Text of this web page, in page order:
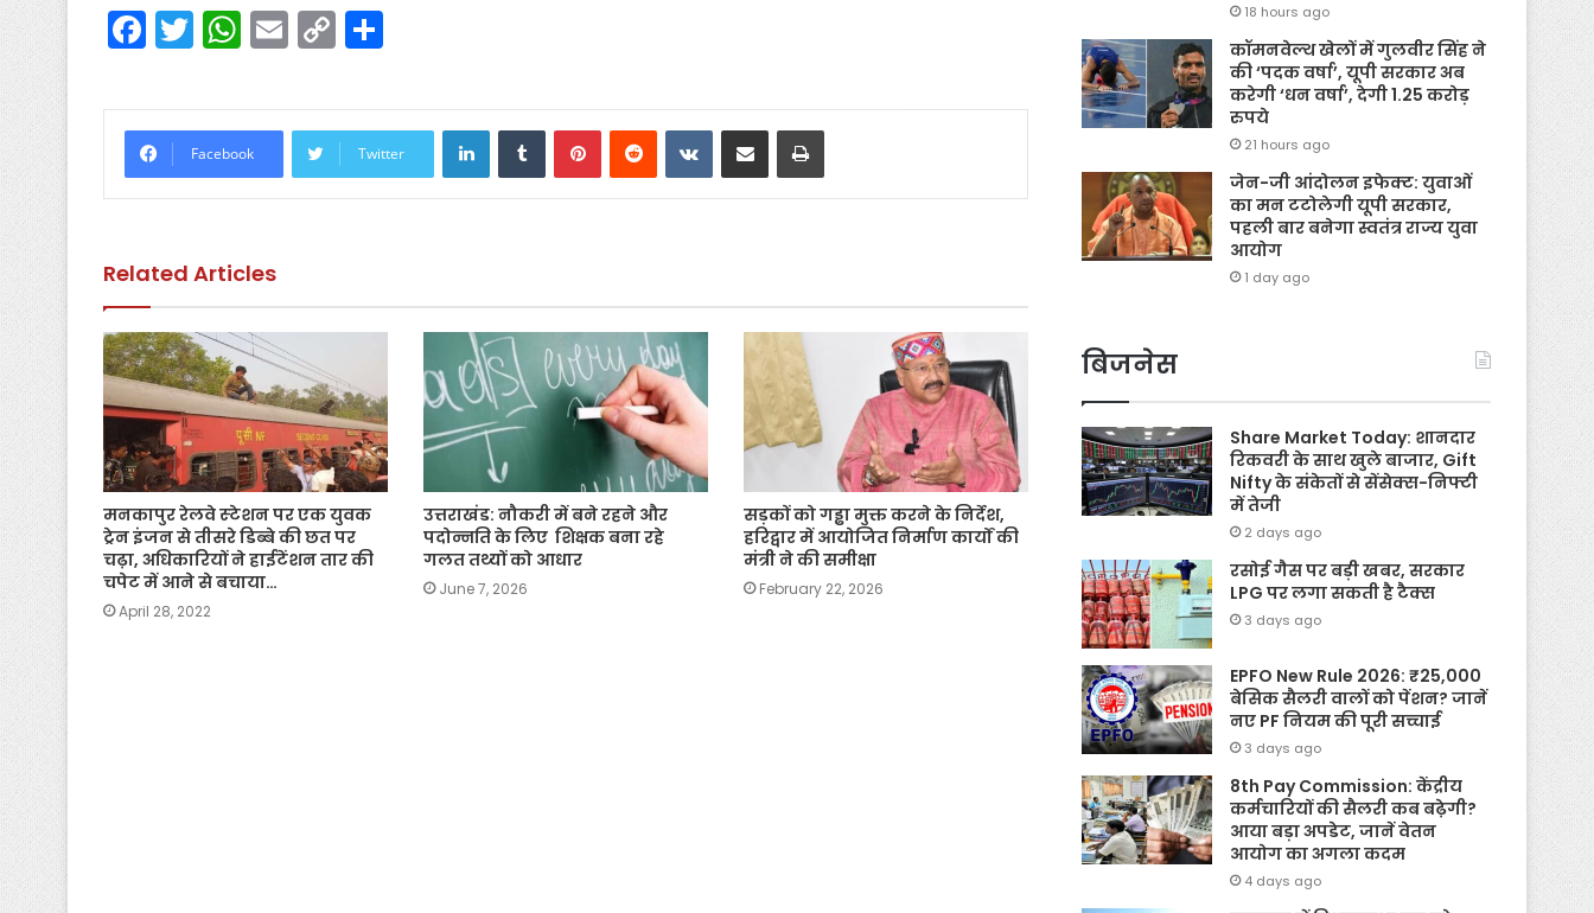
F
a
c
e
b
o
k
T
w
itt
er
W
h
a
ts
A
p
E
m
ai
l
C
o
p
y
Li
ar
e
Facebook Twitter
LinkedInTumblrPinterestReddit VKontakte
Share via Email Print
Related Articles
मनकापुर रेलवे स्‍टेशन पर एक युवक
ट्रेन इंजन से तीसरे डिब्बे की छत पर
चढ़ा, अधिकारियों ने हाईटेंशन तार की
चपेट में आने से बचाया…
April 28, 2022
उत्तराखंड: नौकरी में बने रहने और
पदोन्नति के लिए शिक्षक बना रहे
गलत तथ्यों को आधार
June 7, 2026
सड़कों को गड्ढा मुक्त करने के निर्देश,
हरिद्वार में आयोजित निर्माण कार्यों की
मंत्री ने की समीक्षा
February 22, 2026
18 hours ago
कॉमनवेल्थ खेलों में गुलवीर सिंह ने
की ‘पदक वर्षा’, यूपी सरकार अब
करेगी ‘धन वर्षा’, देगी 1.25 करोड़
रुपये
21 hours ago
जेन-जी आंदोलन इफेक्ट: युवाओं
का मन टटोलेगी यूपी सरकार,
पहली बार बनेगा स्वतंत्र राज्य युवा
आयोग
1 day ago
बिजनेस
Share Market Today: शानदार
रिकवरी के साथ खुले बाजार, Gift
Nifty के संकेतों से सेंसेक्स-निफ्टी
में तेजी
2 days ago
रसोई गैस पर बड़ी खबर, सरकार
LPG पर लगा सकती है टैक्स
3 days ago
EPFO New Rule 2026: ₹25,000
बेसिक सैलरी वालों को पेंशन? जानें
नए PF नियम की पूरी सच्चाई
3 days ago
8th Pay Commission: केंद्रीय
कर्मचारियों की सैलरी कब बढ़ेगी?
आया बड़ा अपडेट, जानें वेतन
आयोग का अगला कदम
4 days ago